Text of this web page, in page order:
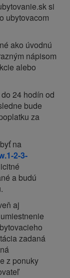
si
ubytovacom
ako úvodnú
nápisom
alebo
24 hodín od
bude
za
na
2-3-
a budú
aj
zadaná
z ponuky